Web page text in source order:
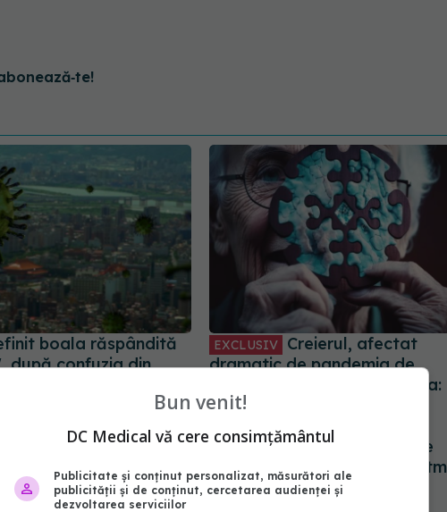
boala răspândită
după confuzia din
Oamenii de
că "ar fi putut să
EXCLUSIV
Creierul, afectat
dramatic de pandemia de
COVID. Valentin-Veron Toma:
Sunt mai multe forme de
psihoză, de demență. E o
accelerare a unor fenomene
care păreau să fie într-un ritm
mai lent
Bun venit!
DC Medical vă cere consimțământul
Publicitate și conținut personalizat, măsurători ale
publicității și de conținut, cercetarea audienței și
dezvoltarea serviciilor